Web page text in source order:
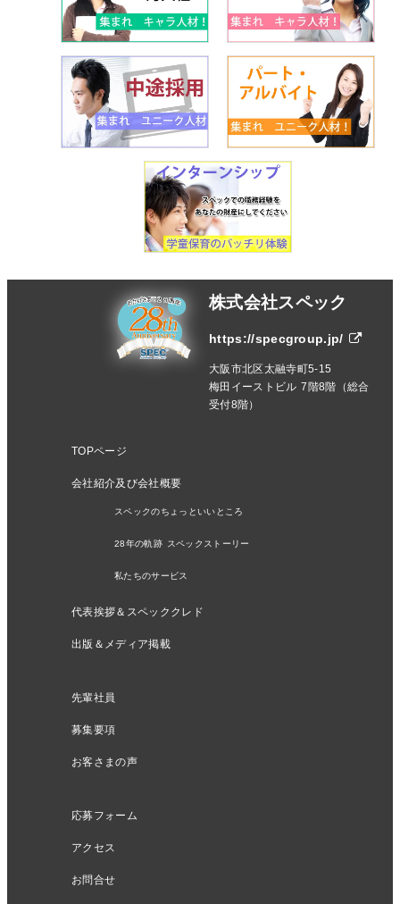
株式会社スペック
https://specgroup.jp/
大阪市北区太融寺町5-15
梅田イーストビル 7階8階（総合
受付8階）
TOPページ
会社紹介及び会社概要
スペックのちょっといいところ
28年の軌跡 スペックストーリー
私たちのサービス
代表挨拶＆スペッククレド
出版＆メディア掲載
先輩社員
募集要項
お客さまの声
応募フォーム
アクセス
お問合せ